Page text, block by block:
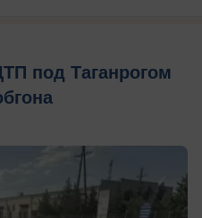
под Таганрогом